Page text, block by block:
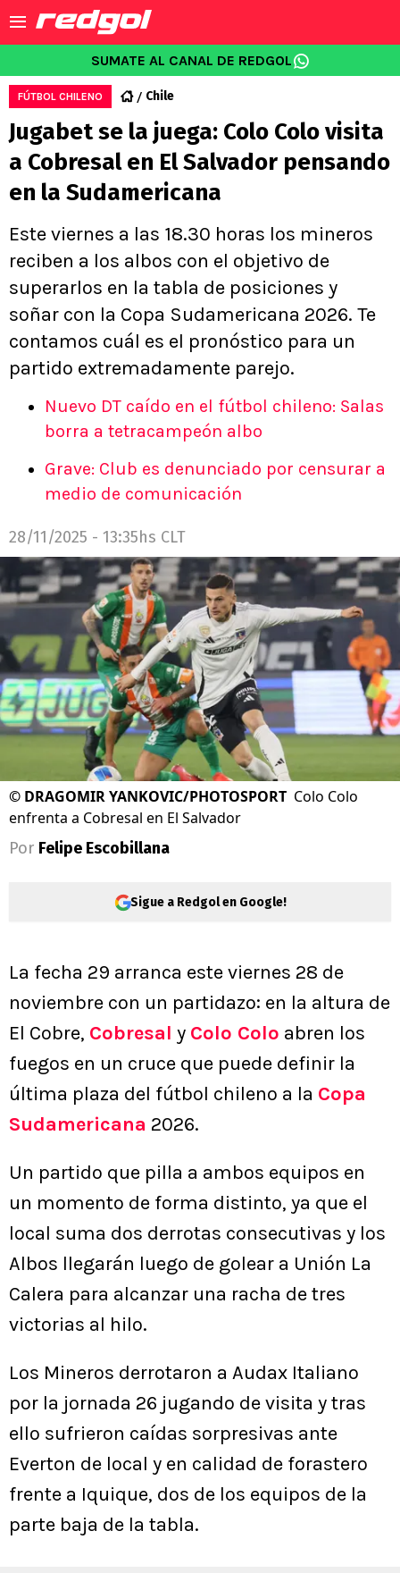
SUMATE AL CANAL DE REDGOL
FÚTBOL CHILENO Chile
Jugabet se la juega: Colo Colo visita
a Cobresal en El Salvador pensando
en la Sudamericana
Este viernes a las 18.30 horas los mineros
reciben a los albos con el objetivo de
superarlos en la tabla de posiciones y
soñar con la Copa Sudamericana 2026. Te
contamos cuál es el pronóstico para un
partido extremadamente parejo.
Nuevo DT caído en el fútbol chileno: Salas
borra a tetracampeón albo
Grave: Club es denunciado por censurar a
medio de comunicación
28/11/2025 - 13:35hs CLT
© DRAGOMIR YANKOVIC/PHOTOSPORT Colo Colo
enfrenta a Cobresal en El Salvador
Por Felipe Escobillana
Sigue a Redgol en Google!
La fecha 29 arranca este viernes 28 de
noviembre con un partidazo: en la altura de
El Cobre, Cobresal y Colo Colo abren los
fuegos en un cruce que puede definir la
última plaza del fútbol chileno a la Copa
Sudamericana 2026.
Un partido que pilla a ambos equipos en
un momento de forma distinto, ya que el
local suma dos derrotas consecutivas y los
Albos llegarán luego de golear a Unión La
Calera para alcanzar una racha de tres
victorias al hilo.
Los Mineros derrotaron a Audax Italiano
por la jornada 26 jugando de visita y tras
ello sufrieron caídas sorpresivas ante
Everton de local y en calidad de forastero
frente a Iquique, dos de los equipos de la
parte baja de la tabla.